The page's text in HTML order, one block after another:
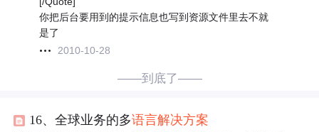
你把后台要用到的提示信息也写到资源文件里去不就
是了
2010-10-28
——到底了——
16、全球业务的多语言解决方案